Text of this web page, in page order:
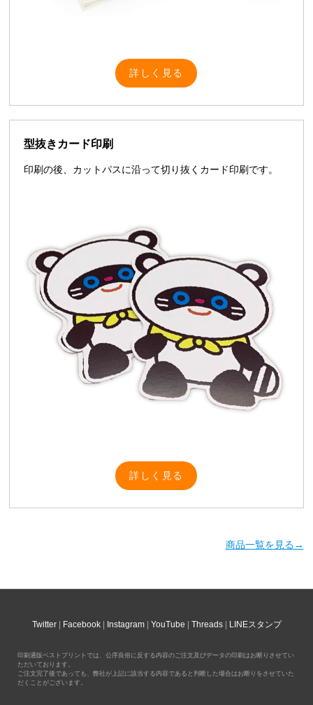
詳しく見る
型抜きカード印刷
印刷の後、カットパスに沿って切り抜くカード印刷です。
詳しく見る
商品一覧を見る→
Twitter Facebook Instagram YouTube Threads LINEスタンプ
印刷通販ベストプリントでは、公序良俗に反する内容のご注文及びデータの印刷はお断りさせてい
ただいております。
ご注文完了後であっても、弊社が上記に該当する内容であると判断した場合はお断りをさせていた
だくことがございます。